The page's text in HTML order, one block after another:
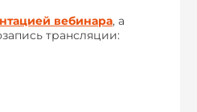
вебинара, а
трансляции: